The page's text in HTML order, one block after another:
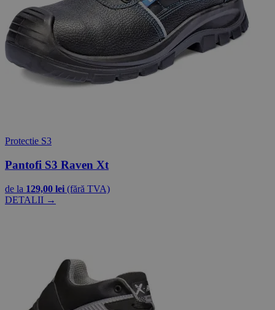
Protectie S3
Pantofi S3 Raven Xt
de la 129,00 lei (fără TVA)
DETALII →